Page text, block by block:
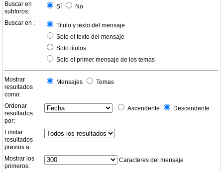
Buscar en
subforos:
Sí No
Buscar en :
Título y texto del mensaje
Solo el texto del mensaje
Solo títulos
Solo el primer mensaje de los temas
Mostrar
resultados
como:
Mensajes Temas
Ordenar
resultados
por:
Ascendente Descendente
Limitar
resultados
previos a:
Mostrar los
primeros:
Caracteres del mensaje